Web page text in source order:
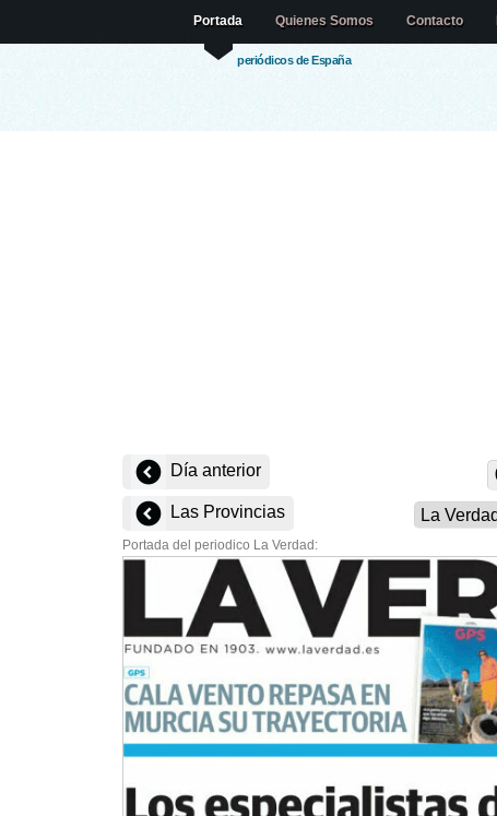
periódicos de España
Portada Quienes Somos Contacto
Día anterior
Las Provincias
Portada del periodico La Verdad: